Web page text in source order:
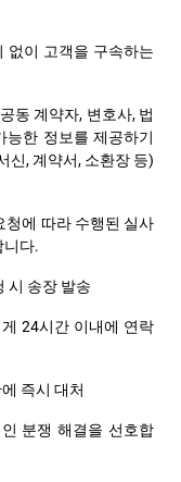
없이 고객을 구속하는
동 계약자, 변호사, 법
능한 정보를 제공하기
신, 계약서, 소환장 등)
청에 따라 수행된 실사
니다.
시 송장 발송
24시간 이내에 연락
즉시 대처
분쟁 해결을 선호합